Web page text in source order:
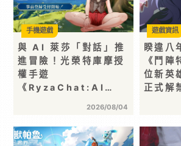
與 AI 萊莎「對話」推
進冒險！光榮特庫摩授
權手遊
《RyzaChat:AI…
2026/08/04
手機遊戲
睽違八
《鬥
位新英
正式解
遊戲資訊